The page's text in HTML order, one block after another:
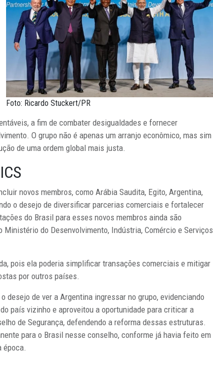
Foto: Ricardo Stuckert/PR
a fim de combater desigualdades e fornecer
O grupo não é apenas um arranjo econômico, mas sim
de uma ordem global mais justa.
novos membros, como Arábia Saudita, Egito, Argentina,
o desejo de diversificar parcerias comerciais e fortalecer
do Brasil para esses novos membros ainda são
do Desenvolvimento, Indústria, Comércio e Serviços
pois ela poderia simplificar transações comerciais e mitigar
por outros países.
desejo de ver a Argentina ingressar no grupo, evidenciando
país vizinho e aproveitou a oportunidade para criticar a
de Segurança, defendendo a reforma dessas estruturas.
para o Brasil nesse conselho, conforme já havia feito em
época.